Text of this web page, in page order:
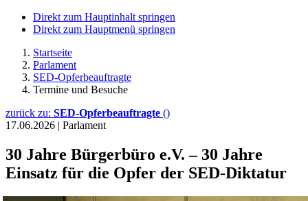
Direkt zum Hauptinhalt springen
Direkt zum Hauptmenü springen
Startseite
Parlament
SED-Opferbeauftragte
Termine und Besuche
zurück zu: SED-Opferbeauftragte ()
17.06.2026 | Parlament
30 Jahre Bürgerbüro e.V. – 30 Jahre
Einsatz für die Opfer der SED-Diktatur